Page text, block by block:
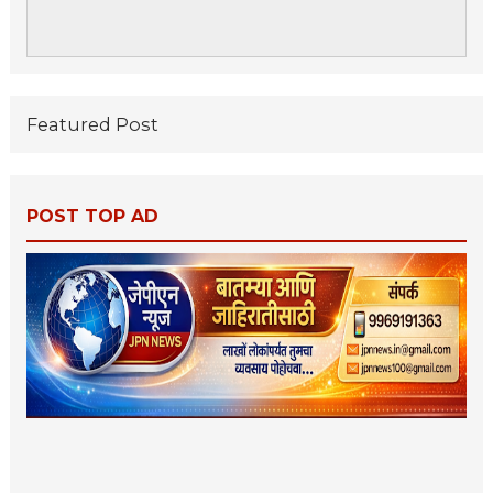
Featured Post
POST TOP AD